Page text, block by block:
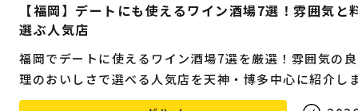
【福岡】デートにも使えるワイン酒場7選！雰囲気と
選ぶ人気店
福岡でデートに使えるワイン酒場7選を厳選！雰囲気の
理のおいしさで選べる人気店を天神・博多中心に紹介し